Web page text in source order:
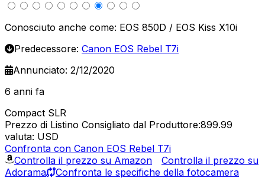
Conosciuto anche come: EOS 850D / EOS Kiss X10i
Predecessore: Canon EOS Rebel T7i
Annunciato: 2/12/2020
6 anni fa
Compact SLR
Prezzo di Listino Consigliato dal Produttore:899.99
valuta: USD
Confronta con Canon EOS Rebel T7i
Controlla il prezzo su Amazon
Controlla il prezzo su
Adorama
Confronta le specifiche della fotocamera